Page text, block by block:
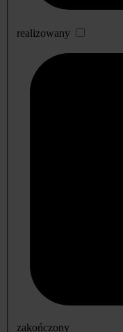
realizowany
zakończony